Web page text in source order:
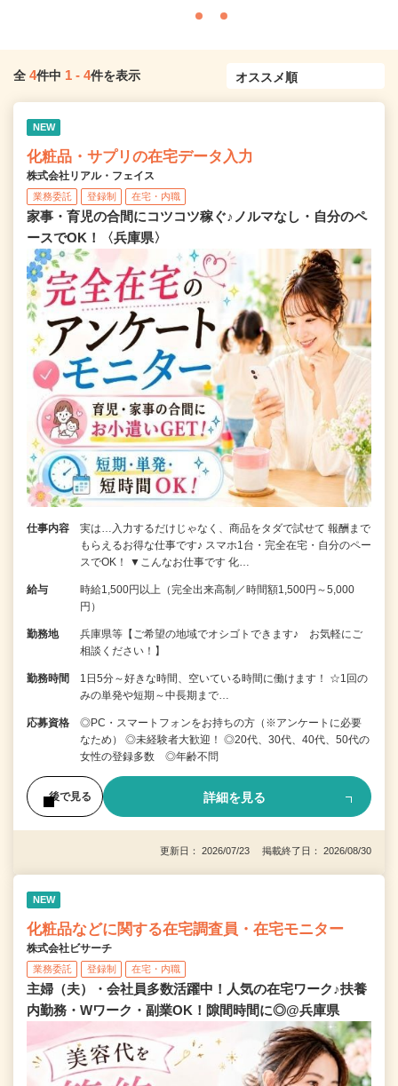
全 4件中 1 - 4件を表示
NEW
化粧品・サプリの在宅データ入力
株式会社リアル・フェイス
業務委託 登録制 在宅・内職
家事・育児の合間にコツコツ稼ぐ♪ノルマなし・自分のペ
ースでOK！〈兵庫県〉
仕事内容
実は…入力するだけじゃなく、商品をタダで試せて 報酬まで
もらえるお得な仕事です♪ スマホ1台・完全在宅・自分のペー
スでOK！ ▼こんなお仕事です 化…
給与
時給1,500円以上（完全出来高制／時間額1,500円～5,000
円）
勤務地
兵庫県等【ご希望の地域でオシゴトできます♪ お気軽にご
相談ください！】
勤務時間
1日5分～好きな時間、空いている時間に働けます！ ☆1回の
みの単発や短期～中長期まで…
応募資格
◎PC・スマートフォンをお持ちの方（※アンケートに必要
なため） ◎未経験者大歓迎！ ◎20代、30代、40代、50代の
女性の登録多数 ◎年齢不問
後で見る 詳細を見る
更新日： 2026/07/23 掲載終了日： 2026/08/30
NEW
化粧品などに関する在宅調査員・在宅モニター
株式会社ビサーチ
業務委託 登録制 在宅・内職
主婦（夫）・会社員多数活躍中！人気の在宅ワーク♪扶養
内勤務・Wワーク・副業OK！隙間時間に◎@兵庫県